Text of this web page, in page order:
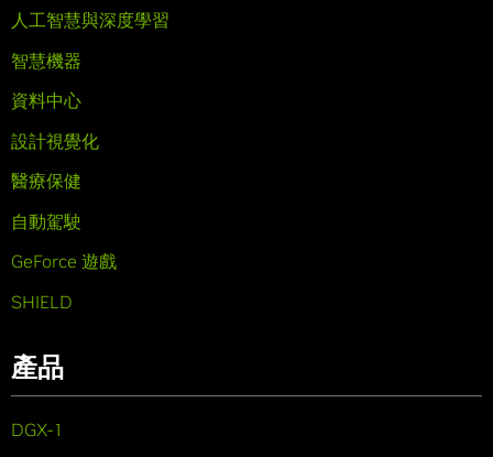
人工智慧與深度學習
智慧機器
資料中心
設計視覺化
醫療保健
自動駕駛
GeForce 遊戲
SHIELD
產品
DGX-1